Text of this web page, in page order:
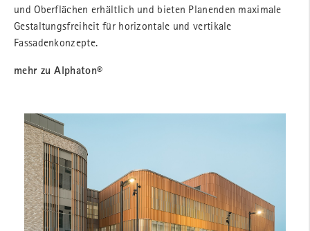
und Oberflächen erhältlich und bieten Planenden maximale
Gestaltungsfreiheit für horizontale und vertikale
Fassadenkonzepte.
mehr zu Alphaton®